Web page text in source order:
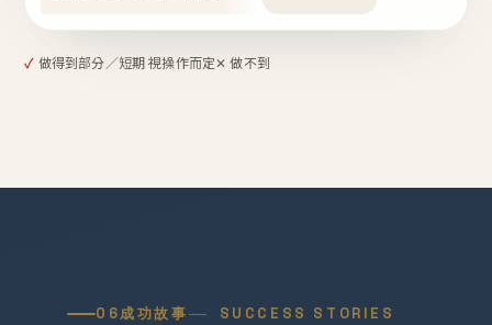
✓ 做得到部分／短期 視操作而定✕ 做不到
06成功故事 SUCCESS STORIES